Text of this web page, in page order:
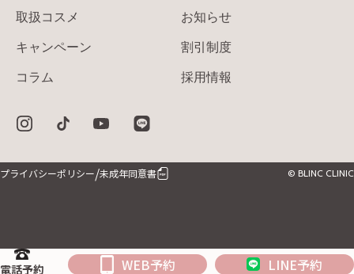
電話予約 WEB予約 LINE予約
取扱コスメ
お知らせ
キャンペーン
割引制度
コラム
採用情報
プライバシーポリシー/未成年同意書 © BLINC CLINIC